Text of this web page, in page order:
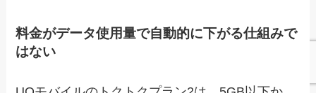
料金がデータ使用量で自動的に下がる仕組みで
はない